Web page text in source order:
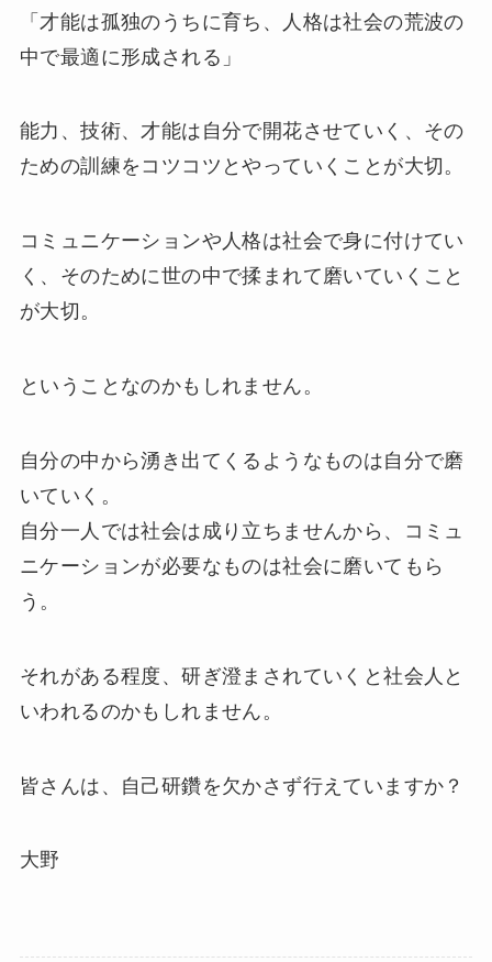
「才能は孤独のうちに育ち、人格は社会の荒波の
中で最適に形成される」
能力、技術、才能は自分で開花させていく、その
ための訓練をコツコツとやっていくことが大切。
コミュニケーションや人格は社会で身に付けてい
く、そのために世の中で揉まれて磨いていくこと
が大切。
ということなのかもしれません。
自分の中から湧き出てくるようなものは自分で磨
いていく。
自分一人では社会は成り立ちませんから、コミュ
ニケーションが必要なものは社会に磨いてもら
う。
それがある程度、研ぎ澄まされていくと社会人と
いわれるのかもしれません。
皆さんは、自己研鑽を欠かさず行えていますか？
大野